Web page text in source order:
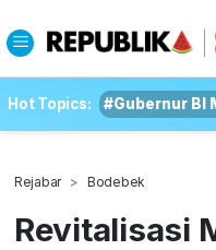
Hot Topics: #Gubernur BI
Rejabar Bodebek
Revitalisasi